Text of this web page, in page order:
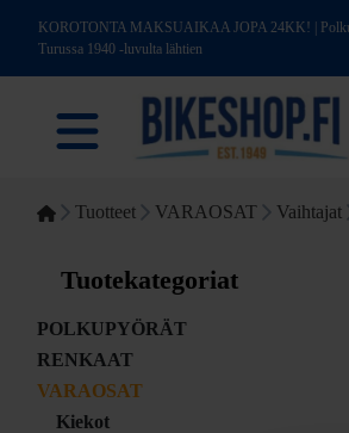
KOROTONTA MAKSUAIKAA JOPA 24KK! |
Turussa 1940 -luvulta lähtien
Tuotteet VARAOSAT Vaihtajat
Tuotekategoriat
POLKUPYÖRÄT
RENKAAT
VARAOSAT
Kiekot